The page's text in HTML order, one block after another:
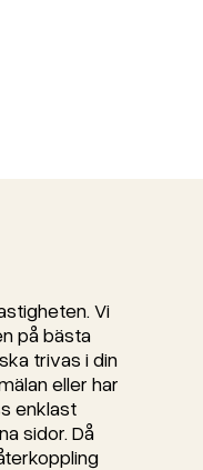
Vi
på bästa
trivas i din
eller har
enklast
sidor. Då